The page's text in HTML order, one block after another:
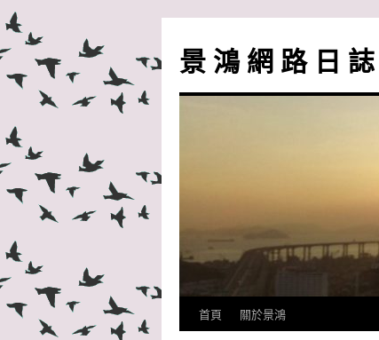
主
要
景 鴻 網 路 日 誌
首頁 關於景鴻